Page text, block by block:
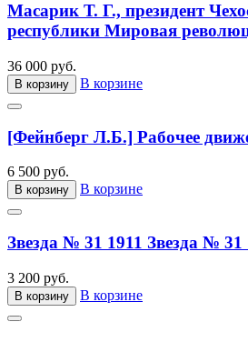
Масарик Т. Г., президент
республики Мировая
36 000 руб.
В корзину В корзине
[Фейнберг Л.Б.] Рабочее
6 500 руб.
В корзину В корзине
Звезда № 31 1911 Звезда № 31
3 200 руб.
В корзину В корзине